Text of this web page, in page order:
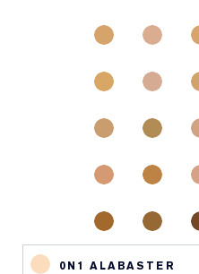
0N1 ALABASTER